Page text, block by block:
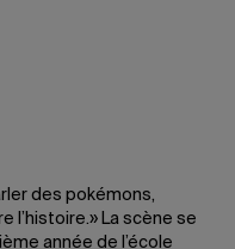
des pokémons,
l’histoire.» La scène se
année de l’école